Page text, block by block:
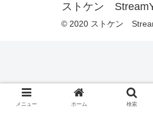
ストケン
© 2020 ストケン
メニュー ホーム 検索